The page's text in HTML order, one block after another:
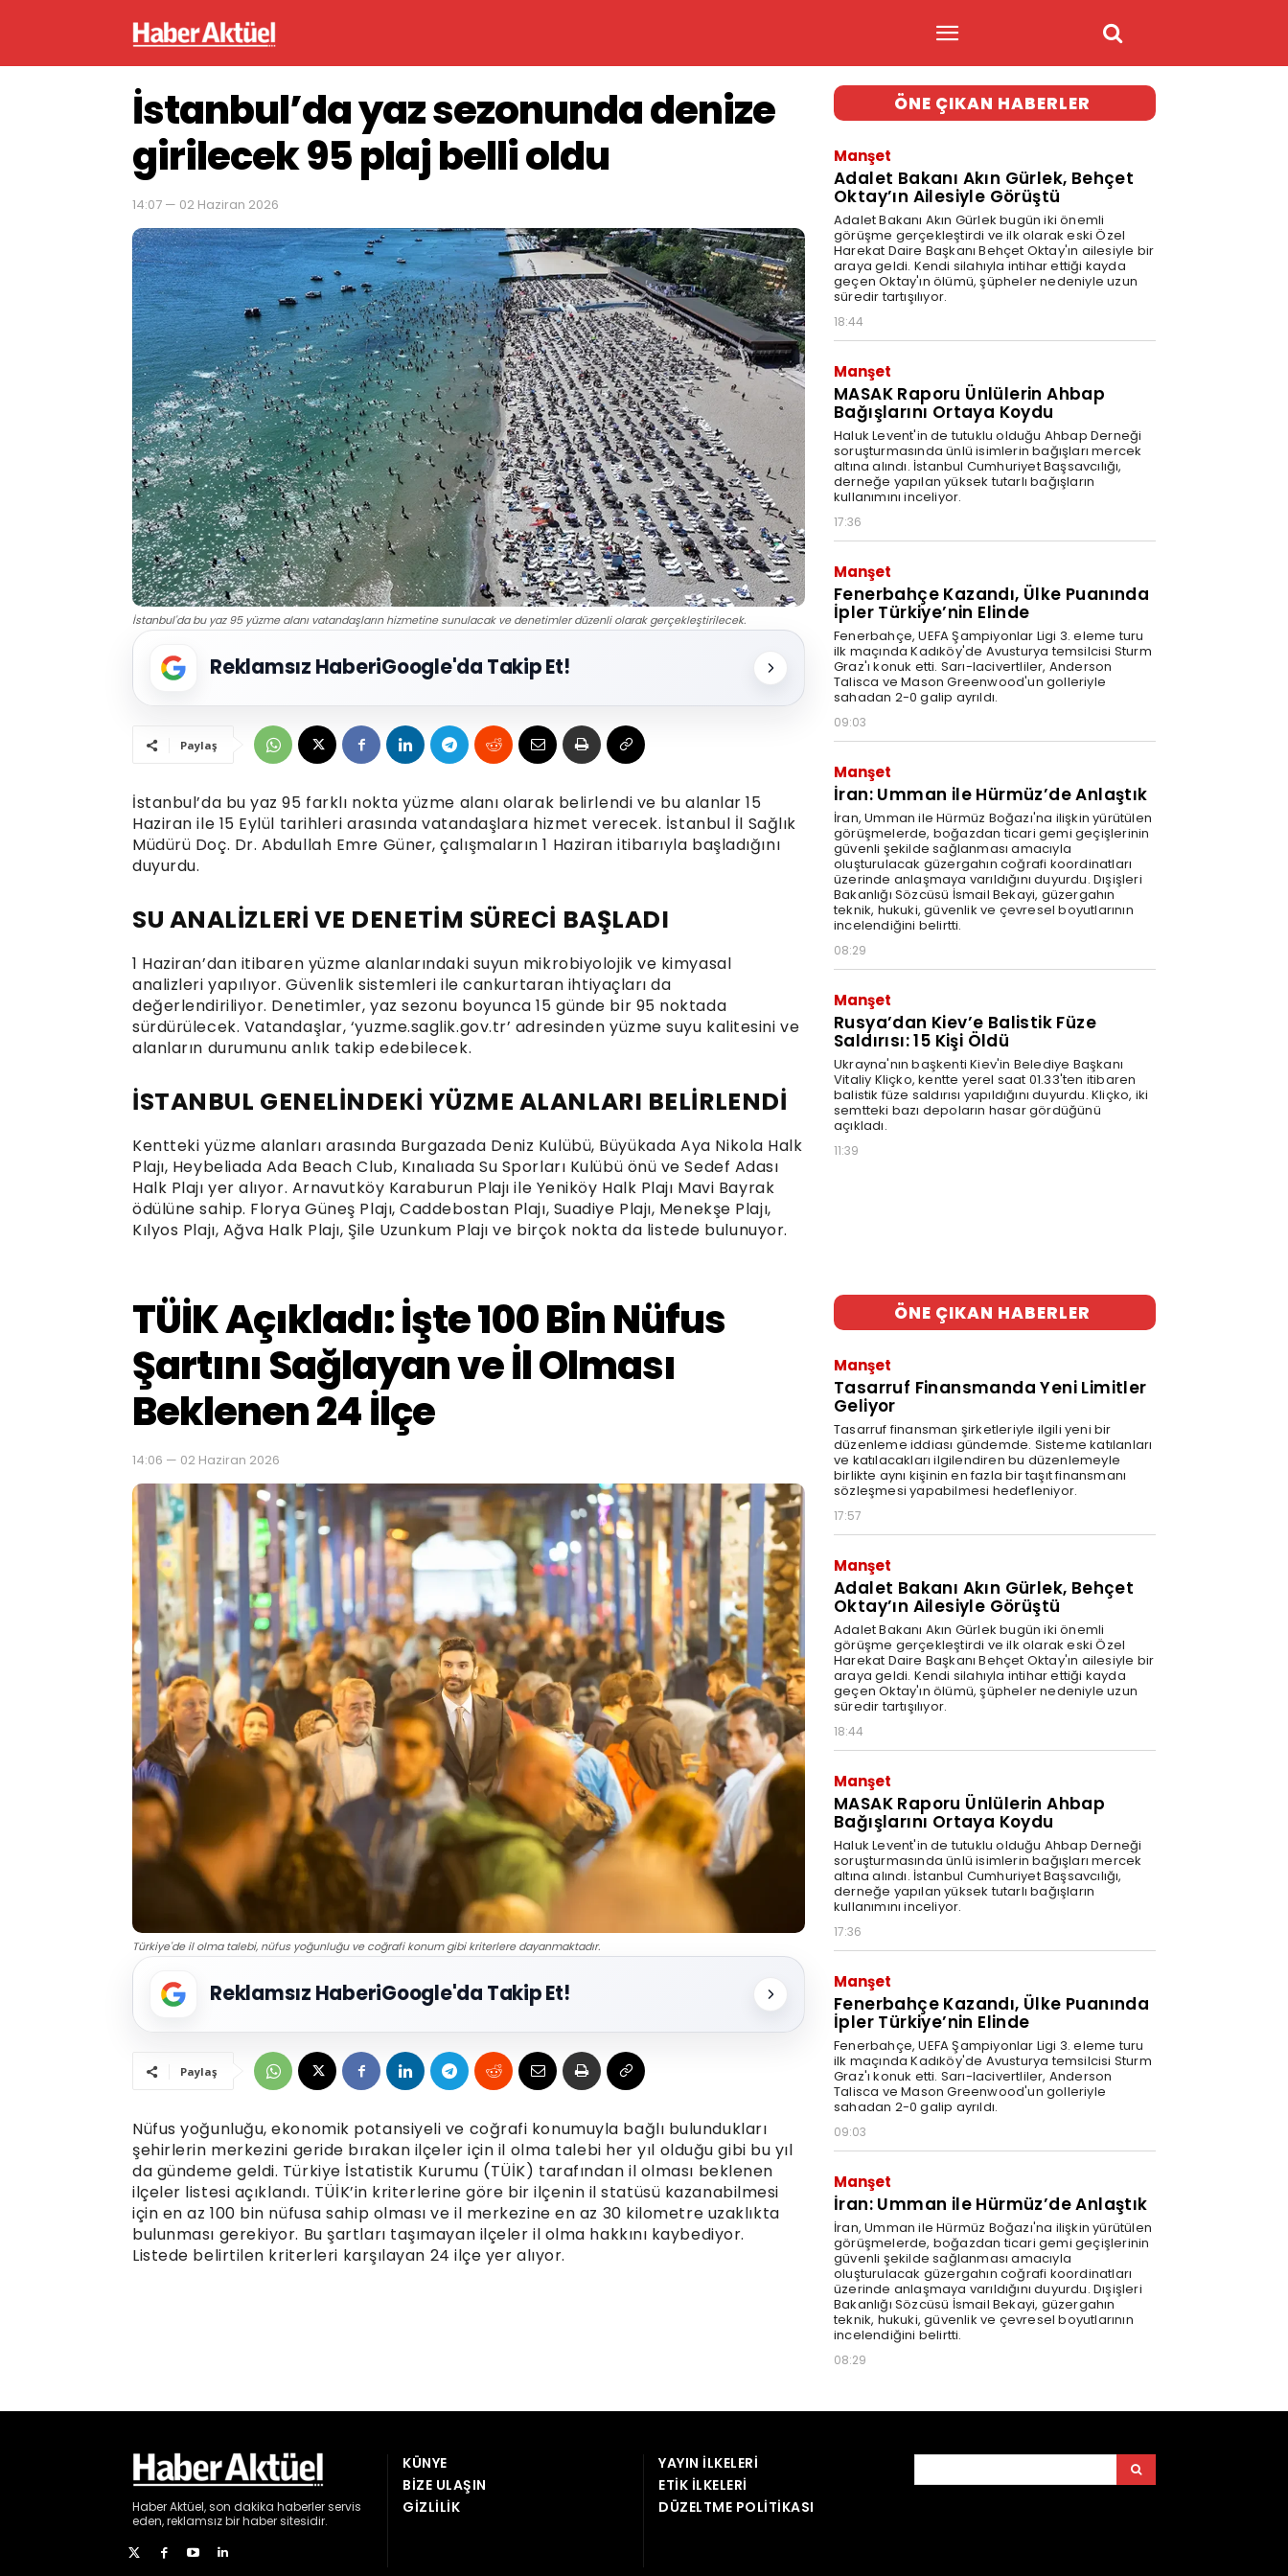
İstanbul’da yaz sezonunda denize
girilecek 95 plaj belli oldu
14:07 — 02 Haziran 2026
İstanbul'da bu yaz 95 yüzme alanı vatandaşların hizmetine sunulacak ve denetimler düzenli olarak gerçekleştirilecek.
Reklamsız HaberiGoogle'da Takip Et!
Paylaş
İstanbul’da bu yaz 95 farklı nokta yüzme alanı olarak belirlendi ve bu alanlar 15
Haziran ile 15 Eylül tarihleri arasında vatandaşlara hizmet verecek. İstanbul İl Sağlık
Müdürü Doç. Dr. Abdullah Emre Güner, çalışmaların 1 Haziran itibarıyla başladığını
duyurdu.
SU ANALİZLERİ VE DENETİM SÜRECİ BAŞLADI
1 Haziran’dan itibaren yüzme alanlarındaki suyun mikrobiyolojik ve kimyasal
analizleri yapılıyor. Güvenlik sistemleri ile cankurtaran ihtiyaçları da
değerlendiriliyor. Denetimler, yaz sezonu boyunca 15 günde bir 95 noktada
sürdürülecek. Vatandaşlar, ‘yuzme.saglik.gov.tr’ adresinden yüzme suyu kalitesini ve
alanların durumunu anlık takip edebilecek.
İSTANBUL GENELİNDEKİ YÜZME ALANLARI BELİRLENDİ
Kentteki yüzme alanları arasında Burgazada Deniz Kulübü, Büyükada Aya Nikola Halk
Plajı, Heybeliada Ada Beach Club, Kınalıada Su Sporları Kulübü önü ve Sedef Adası
Halk Plajı yer alıyor. Arnavutköy Karaburun Plajı ile Yeniköy Halk Plajı Mavi Bayrak
ödülüne sahip. Florya Güneş Plajı, Caddebostan Plajı, Suadiye Plajı, Menekşe Plajı,
Kılyos Plajı, Ağva Halk Plajı, Şile Uzunkum Plajı ve birçok nokta da listede bulunuyor.
ÖNE ÇIKAN HABERLER
Manşet
Adalet Bakanı Akın Gürlek, Behçet
Oktay’ın Ailesiyle Görüştü
Adalet Bakanı Akın Gürlek bugün iki önemli
görüşme gerçekleştirdi ve ilk olarak eski Özel
Harekat Daire Başkanı Behçet Oktay'ın ailesiyle bir
araya geldi. Kendi silahıyla intihar ettiği kayda
geçen Oktay'ın ölümü, şüpheler nedeniyle uzun
süredir tartışılıyor.
18:44
Manşet
MASAK Raporu Ünlülerin Ahbap
Bağışlarını Ortaya Koydu
Haluk Levent'in de tutuklu olduğu Ahbap Derneği
soruşturmasında ünlü isimlerin bağışları mercek
altına alındı. İstanbul Cumhuriyet Başsavcılığı,
derneğe yapılan yüksek tutarlı bağışların
kullanımını inceliyor.
17:36
Manşet
Fenerbahçe Kazandı, Ülke Puanında
İpler Türkiye’nin Elinde
Fenerbahçe, UEFA Şampiyonlar Ligi 3. eleme turu
ilk maçında Kadıköy'de Avusturya temsilcisi Sturm
Graz'ı konuk etti. Sarı-lacivertliler, Anderson
Talisca ve Mason Greenwood'un golleriyle
sahadan 2-0 galip ayrıldı.
09:03
Manşet
İran: Umman ile Hürmüz’de Anlaştık
İran, Umman ile Hürmüz Boğazı'na ilişkin yürütülen
görüşmelerde, boğazdan ticari gemi geçişlerinin
güvenli şekilde sağlanması amacıyla
oluşturulacak güzergahın coğrafi koordinatları
üzerinde anlaşmaya varıldığını duyurdu. Dışişleri
Bakanlığı Sözcüsü İsmail Bekayi, güzergahın
teknik, hukuki, güvenlik ve çevresel boyutlarının
incelendiğini belirtti.
08:29
Manşet
Rusya’dan Kiev’e Balistik Füze
Saldırısı: 15 Kişi Öldü
Ukrayna'nın başkenti Kiev'in Belediye Başkanı
Vitaliy Kliçko, kentte yerel saat 01.33'ten itibaren
balistik füze saldırısı yapıldığını duyurdu. Kliçko, iki
semtteki bazı depoların hasar gördüğünü
açıkladı.
11:39
HaberAktüel,son dakika haberlerservis
eden, reklamsız bir haber sitesidir.
KÜNYE
BIZE ULAŞIN
GIZLILIK
YAYIN İLKELERI
ETIK İLKELERI
DÜZELTME POLITIKASI